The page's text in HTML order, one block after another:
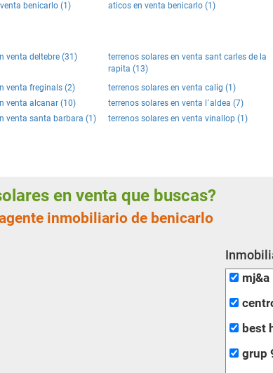
benicarlo (1) aticos en venta benicarlo (1)
venta deltebre (31)
terrenos solares en venta sant carles de la
rapita (13)
venta freginals (2) terrenos solares en venta calig (1)
venta alcanar (10) terrenos solares en venta l´aldea (7)
venta santa barbara (1) terrenos solares en venta vinallop (1)
en venta que buscas?
inmobiliario de benicarlo
best
grup